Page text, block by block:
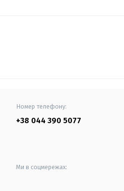
Номер телефону:
+38 044 390 5077
Ми в соцмережах: